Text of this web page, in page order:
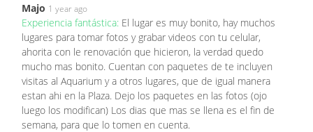
Majo 1 year ago
Experiencia fantástica: El lugar es muy bonito, hay muchos
lugares para tomar fotos y grabar videos con tu celular,
ahorita con le renovación que hicieron, la verdad quedo
mucho mas bonito. Cuentan con paquetes de te incluyen
visitas al Aquarium y a otros lugares, que de igual manera
estan ahi en la Plaza. Dejo los paquetes en las fotos (ojo
luego los modifican) Los dias que mas se llena es el fin de
semana, para que lo tomen en cuenta.